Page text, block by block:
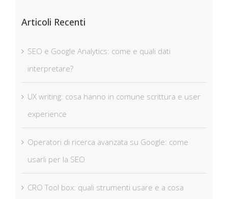
Articoli Recenti
SEO e Google Analytics: come e quali dati
interpretare?
UX writing: cosa hanno in comune scrittura e user
experience
Operatori di ricerca avanzata su Google: come
usarli per la SEO
CRO Tool box: quali strumenti usare e a cosa